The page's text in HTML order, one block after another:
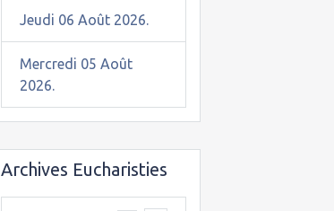
Jeudi 06 Août 2026.
Mercredi 05 Août
2026.
Archives Eucharisties